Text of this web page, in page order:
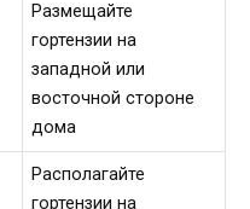
Размещайте
гортензии на
западной или
восточной стороне
дома
Располагайте
гортензии на